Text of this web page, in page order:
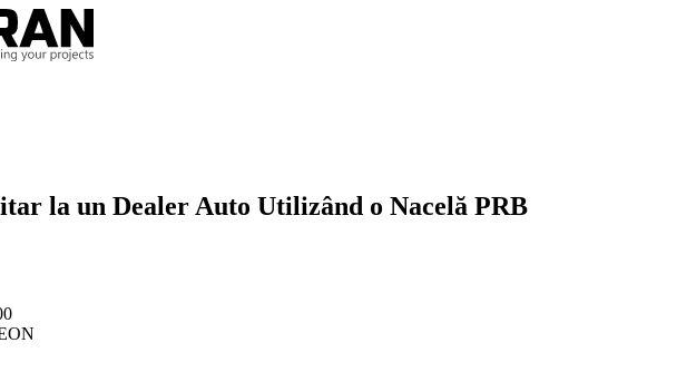
la un Dealer Auto Utilizând o Nacelă PRB